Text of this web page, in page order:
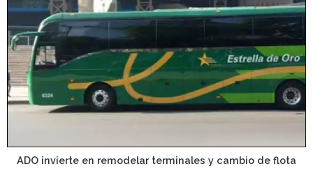
ADO invierte en remodelar terminales y cambio de flota